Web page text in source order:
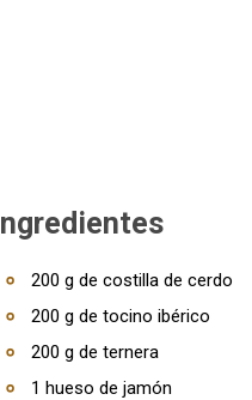
Ingredientes
200 g de costilla de cerdo
200 g de tocino ibérico
200 g de ternera
1 hueso de jamón